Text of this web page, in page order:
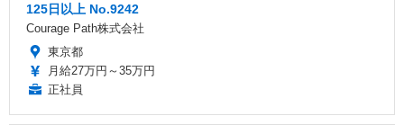
125日以上 No.9242
Courage Path株式会社
東京都
月給27万円～35万円
正社員